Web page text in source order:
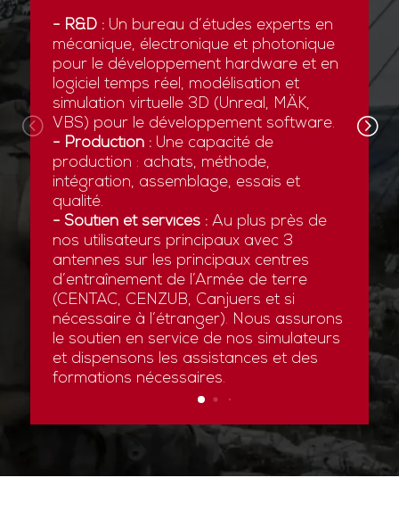
- R&D :Un bureau d’études experts en
mécanique, électronique et photonique
pour le développement hardware et en
logiciel temps réel, modélisation et
simulation virtuelle 3D (Unreal, MÄK,
VBS) pour le développement software.
- Production :Une capacité de
production : achats, méthode,
intégration, assemblage, essais et
qualité.
- Soutien et services :Au plus près de
nos utilisateurs principaux avec 3
antennes sur les principaux centres
d’entraînement de l’Armée de terre
(CENTAC, CENZUB, Canjuers et si
nécessaire à l’étranger). Nous assurons
le soutien en service de nos simulateurs
et dispensons les assistances et des
formations nécessaires.